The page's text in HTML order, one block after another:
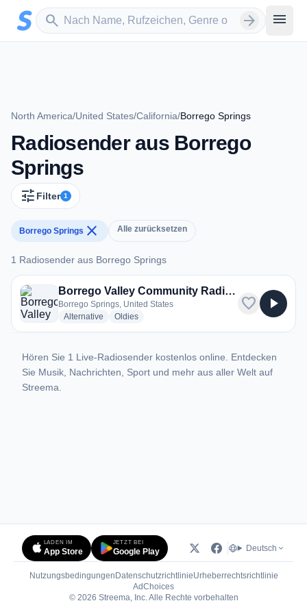
Zum Hauptinhalt springen
search
Sender suchen arrow_forward menu
North America/United States/California/Borrego Springs
Radiosender aus Borrego
Springs
tune Filter 1
Borrego Springs close Alle zurücksetzen
1 Radiosender aus Borrego Springs
1 Radiosender aus Borrego Springs
Borrego Valley Community Radio - The RAM
Borrego Springs, United States
Alternative radio stations
Oldiesradio stations
favorite play_arrow
Hören Sie 1 Live-Radiosender kostenlos online. Entdecken
Sie Musik, Nachrichten, Sport und mehr aus aller Welt auf
Streema.
LADEN IM
App Store
JETZT BEI
Google Play Deutsch
Nutzungsbedingungen DatenschutzrichtlinieUrheberrechtsrichtlinie
AdChoices(öffnet in neuem Tab)
© 2026 Streema, Inc. Alle Rechte vorbehalten